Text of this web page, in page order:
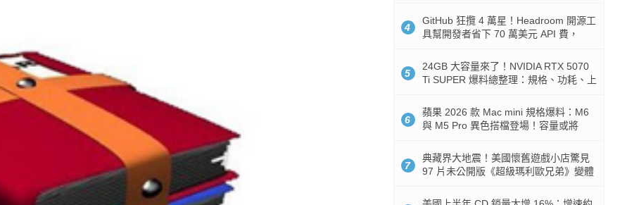
4
GitHub 狂攬 4 萬星！Headroom 開源工
具幫開發者省下 70 萬美元 API 費，
5
24GB 大容量來了！NVIDIA RTX 5070
Ti SUPER 爆料總整理：規格、功耗、上
6
蘋果 2026 款 Mac mini 規格爆料：M6
與 M5 Pro 異色搭檔登場！容量或將
7
典藏界大地震！美國懷舊遊戲小店驚見
97 片未公開版《超級瑪利歐兄弟》變體